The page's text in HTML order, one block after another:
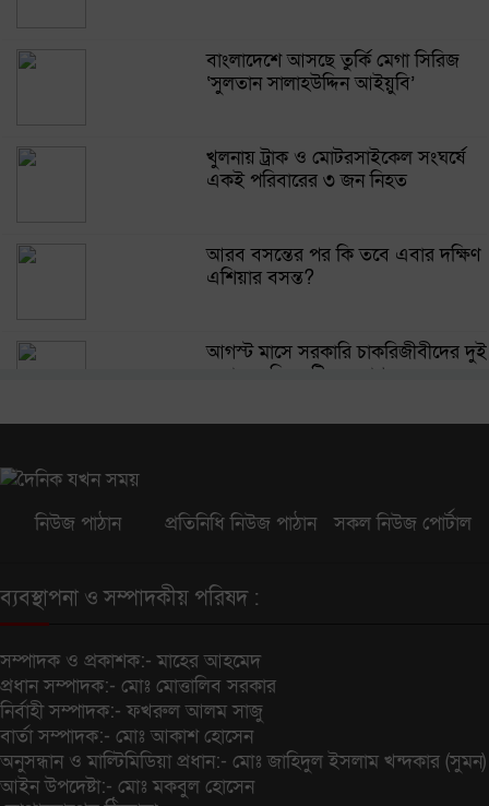
নীরবতায় ঢাকার তীব্র ক্ষোভ
থাকছেন ভিনিসিয়ুস জুনিয়র
সার্বভৌমত্বের হুমকি: এনসিপি
আকবর, চাইলেন ক্ষমা
বাংলাদেশে আসছে তুর্কি মেগা সিরিজ
‘সুলতান সালাহউদ্দিন আইয়ুবি’
খুলনায় ট্রাক ও মোটরসাইকেল সংঘর্ষে
একই পরিবারের ৩ জন নিহত
আরব বসন্তের পর কি তবে এবার দক্ষিণ
এশিয়ার বসন্ত?
আগস্ট মাসে সরকারি চাকরিজীবীদের দুই
দফায় ৮ দিন ছুটির সুযোগ
বিরুদ্ধে কঠোর ব্যবস্থা নেবে ডিএনসিসি
বাংলাদেশের সঙ্গে নতুন করে সম্পর্ক
গড়ার পরামর্শ ভারতীয় সংসদীয় কমিটির
নিউজ পাঠান প্রতিনিধি নিউজ পাঠান সকল নিউজ পোর্টাল
ব্যবস্থাপনা ও সম্পাদকীয় পরিষদ :
সম্পাদক ও প্রকাশক:- মাহের আহমেদ
প্রধান সম্পাদক:- মোঃ মোত্তালিব সরকার
নির্বাহী সম্পাদক:- ফখরুল আলম সাজু
বার্তা সম্পাদক:- মোঃ আকাশ হোসেন
অনুসন্ধান ও মাল্টিমিডিয়া প্রধান:- মোঃ জাহিদুল ইসলাম খন্দকার (সুমন)
আইন উপদেষ্টা:- মোঃ মকবুল হোসেন